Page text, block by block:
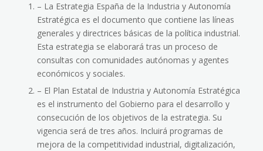
– La Estrategia España de la Industria y Autonomía
Estratégica es el documento que contiene las líneas
generales y directrices básicas de la política industrial.
Esta estrategia se elaborará tras un proceso de
consultas con comunidades autónomas y agentes
económicos y sociales.
– El Plan Estatal de Industria y Autonomía Estratégica
es el instrumento del Gobierno para el desarrollo y
consecución de los objetivos de la estrategia. Su
vigencia será de tres años. Incluirá programas de
mejora de la competitividad industrial, digitalización,